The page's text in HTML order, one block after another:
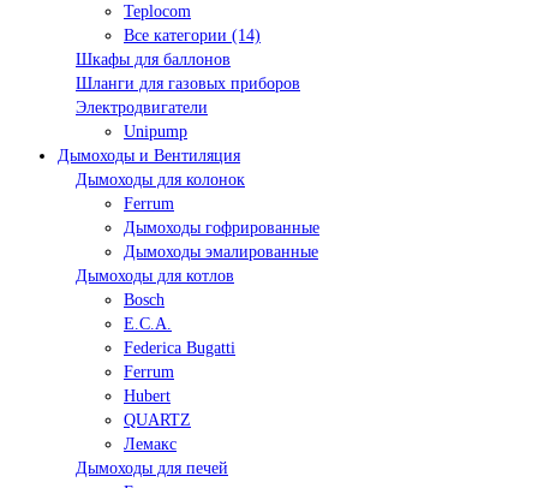
Teplocom
Все категории (14)
Шкафы для баллонов
Шланги для газовых приборов
Электродвигатели
Unipump
Дымоходы и Вентиляция
Дымоходы для колонок
Ferrum
Дымоходы гофрированные
Дымоходы эмалированные
Дымоходы для котлов
Bosch
E.C.A.
Federica Bugatti
Ferrum
Hubert
QUARTZ
Лемакс
Дымоходы для печей